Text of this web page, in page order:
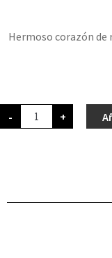
Hermoso corazón de
- +